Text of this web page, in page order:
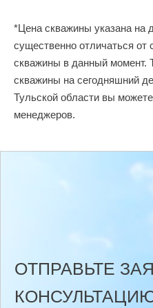
*Цена скважины указана на
существенно отличаться от
скважины в данный момент.
скважины на сегодняшний
Тульской области вы
менеджеров.
ОТПРАВЬТЕ